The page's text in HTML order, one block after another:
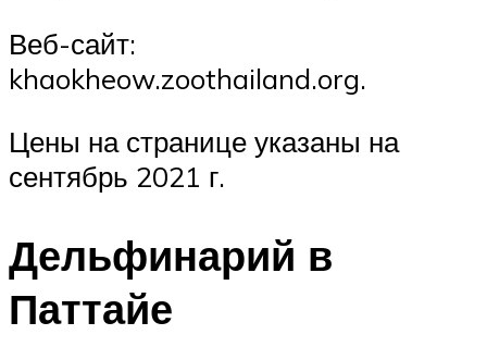
Веб-сайт:
khaokheow.zoothailand.org.
Цены на странице указаны на
сентябрь 2021 г.
Дельфинарий в
Паттайе